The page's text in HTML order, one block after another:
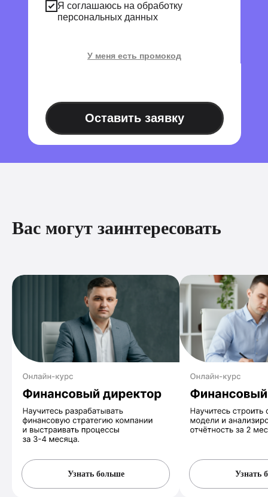
Я соглашаюсь на обработку
персональных данных
Оставить заявку
У меня есть промокодПрименить
Вас могут заинтересовать
Узнать больше Узнать